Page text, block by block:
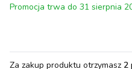
Promocja trwa do 31 sierpnia
Za zakup produktu otrzymasz 2